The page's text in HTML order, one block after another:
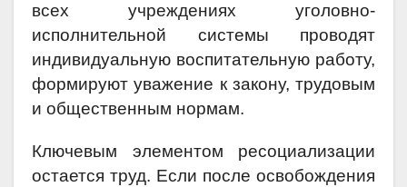
всех учреждениях уголовно-
исполнительной системы проводят
индивидуальную воспитательную работу,
формируют уважение к закону, трудовым
и общественным нормам.
Ключевым элементом ресоциализации
остается труд. Если после освобождения